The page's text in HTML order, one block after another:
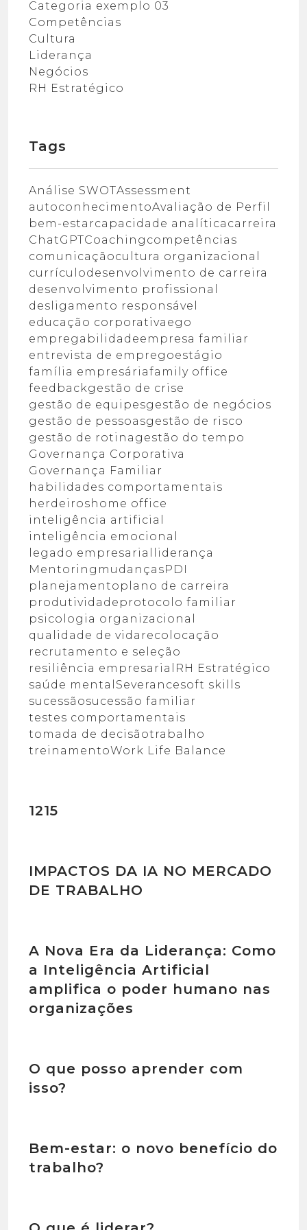
Categoria exemplo 03
Competências
Cultura
Liderança
Negócios
RH Estratégico
Tags
Análise SWOTAssessment
autoconhecimentoAvaliação de Perfil
bem-estarcapacidade analítica carreira
ChatGPTCoaching competências
comunicaçãocultura organizacional
currículodesenvolvimento de carreira
desenvolvimento profissional
desligamento responsável
educação corporativa ego
empregabilidadeempresa familiar
entrevista de empregoestágio
família empresáriafamily office
feedbackgestão de crise
gestão de equipesgestão de negócios
gestão de pessoasgestão de risco
gestão de rotina gestão do tempo
Governança Corporativa
Governança Familiar
habilidades comportamentais
herdeiroshome office
inteligência artificial
inteligência emocional
legado empresarial
liderança
Mentoring mudançasPDI
planejamento plano de carreira
produtividade protocolo familiar
psicologia organizacional
qualidade de vida recolocação
recrutamento e seleção
resiliência empresarial RH Estratégico
saúde mental Severancesoft skills
sucessãosucessão familiar
testes comportamentais
tomada de decisãotrabalho
treinamentoWork Life Balance
1215
IMPACTOS DA IA NO MERCADO
DE TRABALHO
A Nova Era da Liderança: Como
a Inteligência Artificial
amplifica o poder humano nas
organizações
O que posso aprender com
isso?
Bem-estar: o novo benefício do
trabalho?